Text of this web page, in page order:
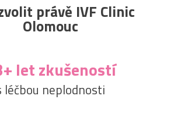
právě IVF Clinic
Olomouc
let zkušeností
léčbou neplodnosti